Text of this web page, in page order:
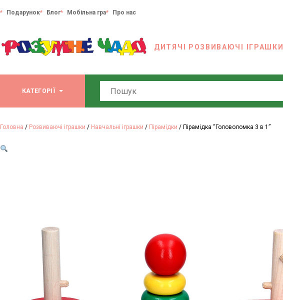
Подарунок Блог Мобільна гра Про нас
ДИТЯЧІ РОЗВИВАЮЧІ ІГРАШКИ
КАТЕГОРІЇ
Головна / Розвиваючі іграшки / Навчальні іграшки / Пірамідки / Пірамідка “Головоломка 3 в 1”